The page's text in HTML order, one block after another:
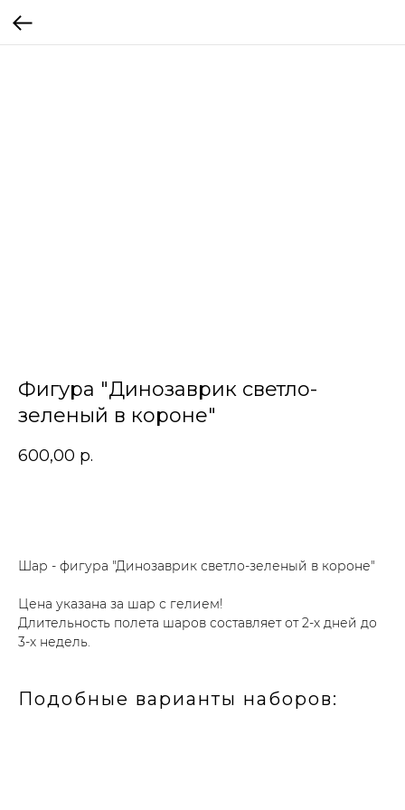
Фигура "Динозаврик светло-
зеленый в короне"
600,00 р.
Шар - фигура "Динозаврик светло-зеленый в короне"
Цена указана за шар с гелием!
Длительность полета шаров составляет от 2-х дней до
3-х недель.
Подобные варианты наборов: